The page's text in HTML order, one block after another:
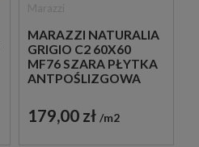
MARAZZI NATURALIA
GRIGIO C2 60X60
MF76 SZARA PŁYTKA
ANTPOŚLIZGOWA
179,00 zł m2